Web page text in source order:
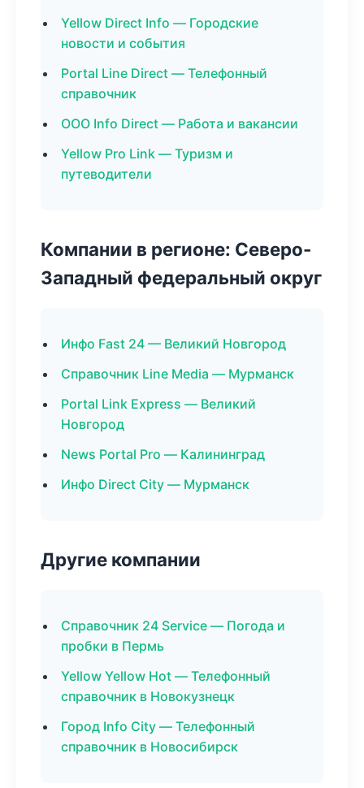
Yellow Direct Info — Городские
новости и события
Portal Line Direct — Телефонный
справочник
ООО Info Direct — Работа и вакансии
Yellow Pro Link — Туризм и
путеводители
Компании в регионе: Северо-
Западный федеральный округ
Инфо Fast 24 — Великий Новгород
Справочник Line Media — Мурманск
Portal Link Express — Великий
Новгород
News Portal Pro — Калининград
Инфо Direct City — Мурманск
Другие компании
Справочник 24 Service — Погода и
пробки в Пермь
Yellow Yellow Hot — Телефонный
справочник в Новокузнецк
Город Info City — Телефонный
справочник в Новосибирск